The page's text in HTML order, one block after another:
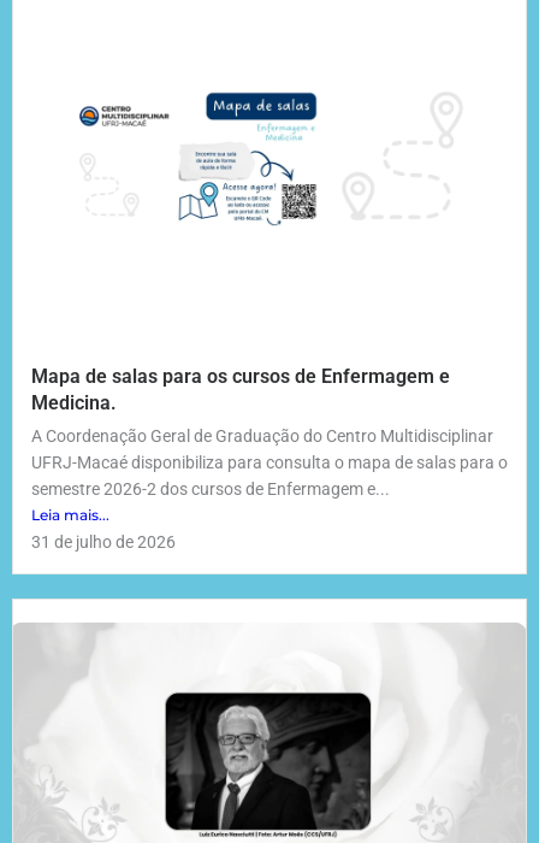
Mapa de salas para os cursos de Enfermagem e
Medicina.
A Coordenação Geral de Graduação do Centro Multidisciplinar
UFRJ-Macaé disponibiliza para consulta o mapa de salas para o
semestre 2026-2 dos cursos de Enfermagem e...
Leia mais...
31 de julho de 2026